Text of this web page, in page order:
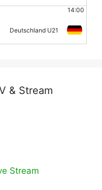
14:00
Deutschland U21
& Stream
Stream